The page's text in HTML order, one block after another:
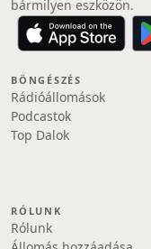
bármilyen eszközön.
BÖNGÉSZÉS
Rádióállomások
Podcastok
Top Dalok
RÓLUNK
Rólunk